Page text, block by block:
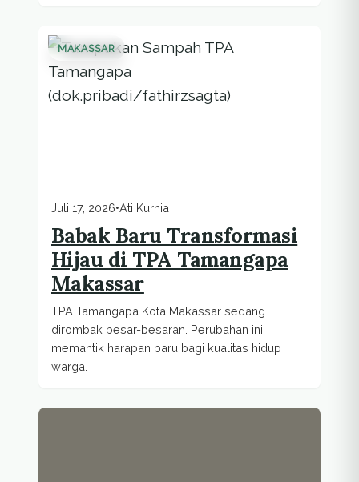
MAKASSAR
Juli 17, 2026•Ati Kurnia
Babak Baru Transformasi
Hijau di TPA Tamangapa
Makassar
TPA Tamangapa Kota Makassar sedang
dirombak besar-besaran. Perubahan ini
memantik harapan baru bagi kualitas hidup
warga.